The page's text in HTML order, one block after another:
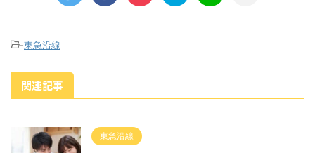
-東急沿線
関連記事
東急沿線